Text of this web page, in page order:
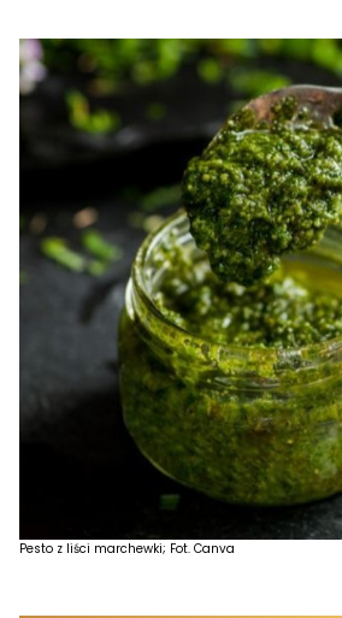
Pesto z liści marchewki; Fot. Canva